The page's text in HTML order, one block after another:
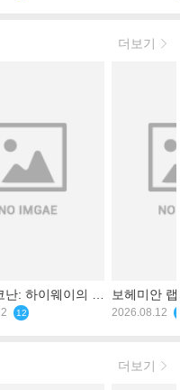
더보기
난: 하이웨이의 타
12
보헤미안
2026.08.12
더보기